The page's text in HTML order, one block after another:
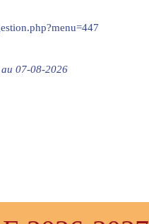
07-08-2026